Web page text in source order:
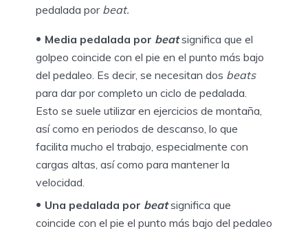
pedalada por beat.
Media pedalada por beatsignifica que el
golpeo coincide con el pie en el punto más bajo
del pedaleo. Es decir, se necesitan dos beats
para dar por completo un ciclo de pedalada.
Esto se suele utilizar en ejercicios de montaña,
así como en periodos de descanso, lo que
facilita mucho el trabajo, especialmente con
cargas altas, así como para mantener la
velocidad.
Una pedalada por beatsignifica que
coincide con el pie el punto más bajo del pedaleo